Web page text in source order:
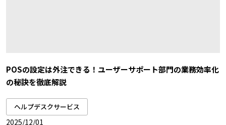
POSの設定は外注できる！ユーザーサポート部門の業務効率化
の秘訣を徹底解説
ヘルプデスクサービス
2025/12/01